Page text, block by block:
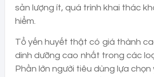
sản lượng ít, quá trình khai thác
hiểm.
Tổ yến huyết thật có giá thành
dinh dưỡng cao nhất trong các
Phần lớn người tiêu dùng lựa